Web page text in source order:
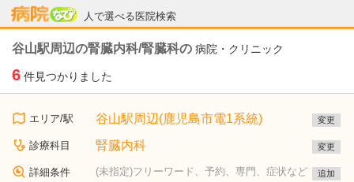
人で選べる医院検索
病院なび
谷山駅周辺の腎臓内科/腎臓科の 病院・クリニック
6 件見つかりました
エリア/駅 谷山駅周辺(鹿児島市電1系統) 変更
診療科目 腎臓内科 変更
詳細条件
(未指定)フリーワード、予約、専門、症状など
追加